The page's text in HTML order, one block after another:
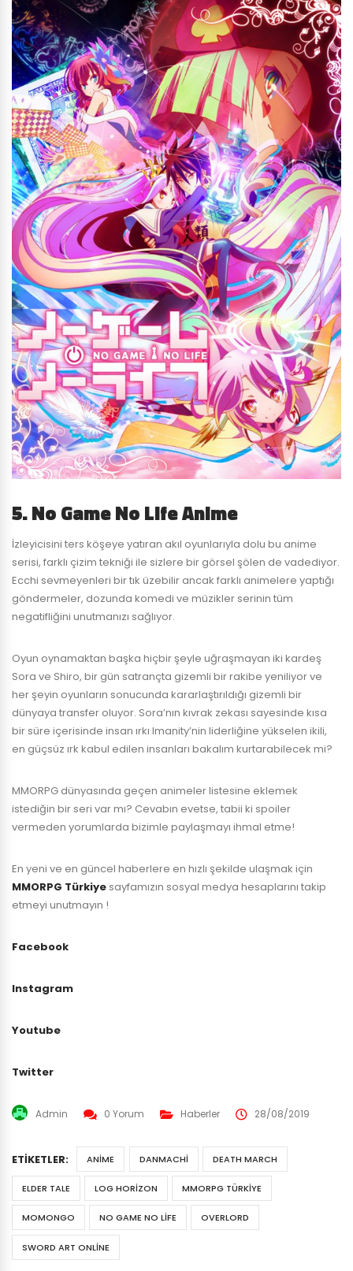
5. No Game No Life Anime
İzleyicisini ters köşeye yatıran akıl oyunlarıyla dolu bu anime
serisi, farklı çizim tekniği ile sizlere bir görsel şölen de vadediyor.
Ecchi sevmeyenleri bir tık üzebilir ancak farklı animelere yaptığı
göndermeler, dozunda komedi ve müzikler serinin tüm
negatifliğini unutmanızı sağlıyor.
Oyun oynamaktan başka hiçbir şeyle uğraşmayan iki kardeş
Sora ve Shiro, bir gün satrançta gizemli bir rakibe yeniliyor ve
her şeyin oyunların sonucunda kararlaştırıldığı gizemli bir
dünyaya transfer oluyor. Sora’nın kıvrak zekası sayesinde kısa
bir süre içerisinde insan ırkı Imanity’nin liderliğine yükselen ikili,
en güçsüz ırk kabul edilen insanları bakalım kurtarabilecek mi?
MMORPG dünyasında geçen animeler listesine eklemek
istediğin bir seri var mı? Cevabın evetse, tabii ki spoiler
vermeden yorumlarda bizimle paylaşmayı ihmal etme!
En yeni ve en güncel haberlere en hızlı şekilde ulaşmak için
MMORPG Türkiye sayfamızın sosyal medya hesaplarını takip
etmeyi unutmayın !
Facebook
Instagram
Youtube
Twitter
Admin 0 Yorum Haberler 28/08/2019
ETIKETLER: ANIME DANMACHI DEATH MARCH
ELDER TALE LOG HORIZON MMORPG TÜRKIYE
MOMONGO NO GAME NO LIFE OVERLORD
SWORD ART ONLINE